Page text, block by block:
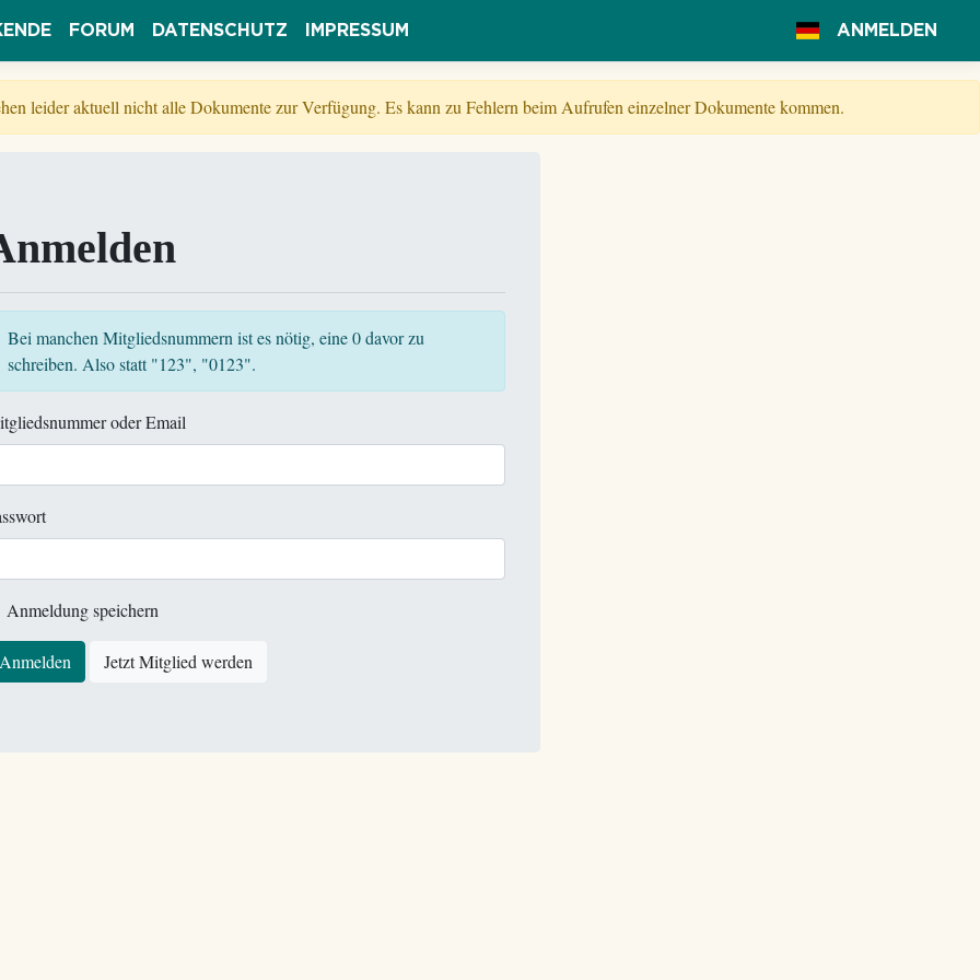
FORUM DATENSCHUTZ IMPRESSUM ANMELDEN
leider aktuell nicht alle Dokumente zur Verfügung. Es kann zu Fehlern beim Aufrufen einzelner Dokumente kommen.
Bei manchen Mitgliedsnummern ist es nötig, eine 0 davor zu
schreiben. Also statt "123", "0123".
oder Email
Anmeldung speichern
Anmelden Jetzt Mitglied werden